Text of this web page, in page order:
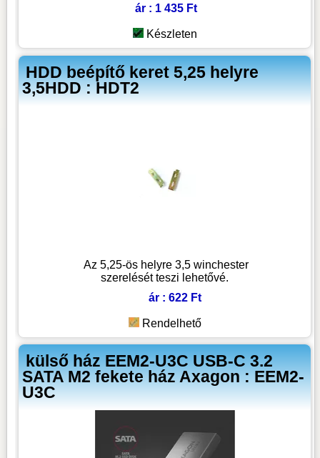
ár : 1 435 Ft
Készleten
HDD beépítő keret 5,25 helyre
3,5HDD : HDT2
Az 5,25-ös helyre 3,5 winchester
szerelését teszi lehetővé.
ár : 622 Ft
Rendelhető
külső ház EEM2-U3C USB-C 3.2
SATA M2 fekete ház Axagon : EEM2-
U3C